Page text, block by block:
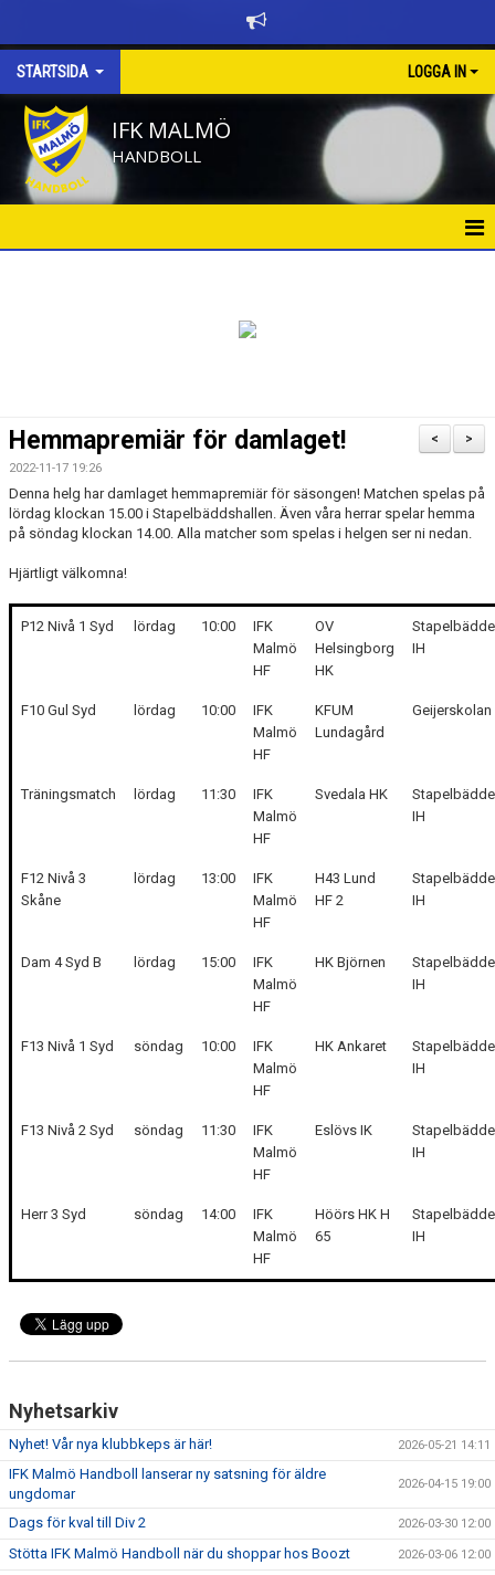
STARTSIDA LOGGA IN
IFK MALMÖ
HANDBOLL
NYHETSARKIV
BILDGALLERI
FÖRENINGEN
ÅRSHJUL
PARTNERS & SPONSRING
OM OSS
>
<
Hemmapremiär för damlaget!
2022-11-17 19:26
Denna helg har damlaget hemmapremiär för säsongen! Matchen spelas på
lördag klockan 15.00 i Stapelbäddshallen. Även våra herrar spelar hemma
på söndag klockan 14.00. Alla matcher som spelas i helgen ser ni nedan.
Hjärtligt välkomna!
P12 Nivå 1 Syd lördag 10:00
IFK
Malmö
HF
OV
Helsingborg
HK
IH
F10 Gul Syd lördag 10:00
IFK
Malmö
HF
KFUM
Lundagård
Geijerskolan
Träningsmatch lördag 11:30
IFK
Malmö
HF
Svedala HK
IH
F12 Nivå 3
Skåne
lördag 13:00
IFK
Malmö
HF
H43 Lund
HF 2
IH
Dam 4 Syd B lördag 15:00
IFK
Malmö
HF
HK Björnen
IH
F13 Nivå 1 Syd söndag 10:00
IFK
Malmö
HF
HK Ankaret
IH
F13 Nivå 2 Syd söndag 11:30
IFK
Malmö
HF
Eslövs IK
IH
Herr 3 Syd söndag 14:00
IFK
Malmö
HF
Höörs HK H
65
IH
Nyhetsarkiv
Nyhet! Vår nya klubbkeps är här! 2026-05-21 14:11
IFK Malmö Handboll lanserar ny satsning för äldre
ungdomar
2026-04-15 19:00
Dags för kval till Div 2 2026-03-30 12:00
Stötta IFK Malmö Handboll när du shoppar hos Boozt 2026-03-06 12:00